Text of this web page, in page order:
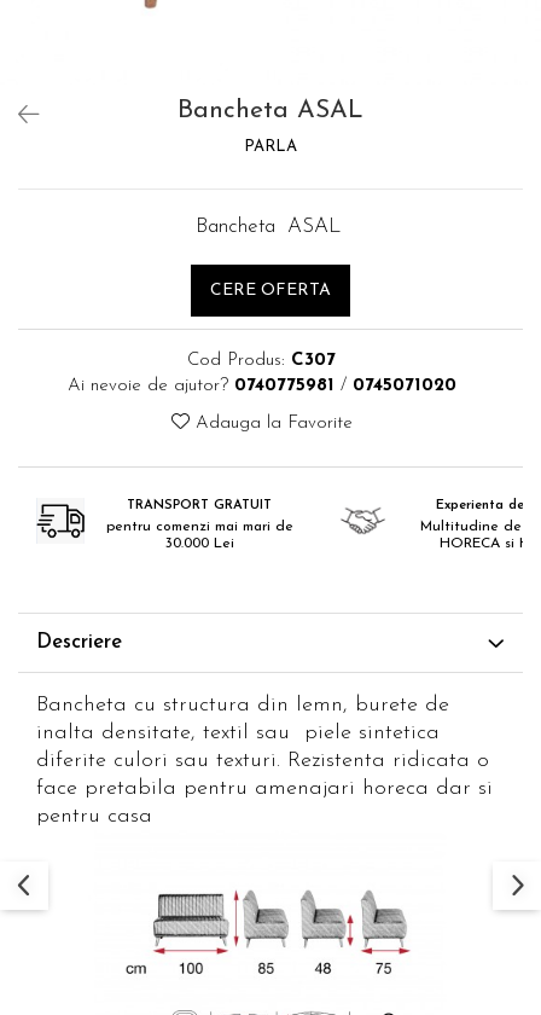
Bancheta ASAL
PARLA
Bancheta ASAL
CERE OFERTA
Cod Produs: C307
Ai nevoie de ajutor? 0740775981 / 0745071020
Adauga la Favorite
TRANSPORT GRATUIT
pentru comenzi mai mari de
30.000 Lei
Experienta de
Multitudine de
HORECA si
Descriere
Bancheta cu structura din lemn, burete de
inalta densitate, textil sau piele sintetica
diferite culori sau texturi. Rezistenta ridicata o
face pretabila pentru amenajari horeca dar si
pentru casa